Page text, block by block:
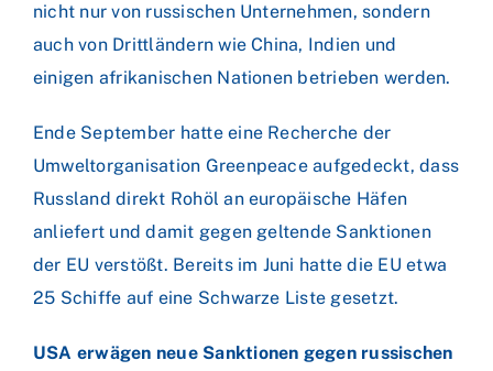
nicht nur von russischen Unternehmen, sondern
auch von Drittländern wie China, Indien und
einigen afrikanischen Nationen betrieben werden.
Ende September hatte eine Recherche der
Umweltorganisation Greenpeace aufgedeckt, dass
Russland direkt Rohöl an europäische Häfen
anliefert und damit gegen geltende Sanktionen
der EU verstößt. Bereits im Juni hatte die EU etwa
25 Schiffe auf eine Schwarze Liste gesetzt.
USA erwägen neue Sanktionen gegen russischen